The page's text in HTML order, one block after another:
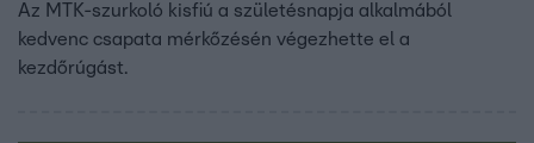
Az MTK-szurkoló kisfiú a születésnapja alkalmából
kedvenc csapata mérkőzésén végezhette el a
kezdőrúgást.